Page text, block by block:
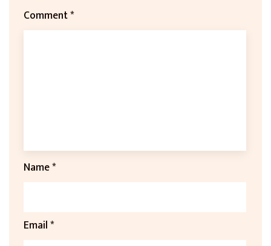
Comment*
Name*
Email*